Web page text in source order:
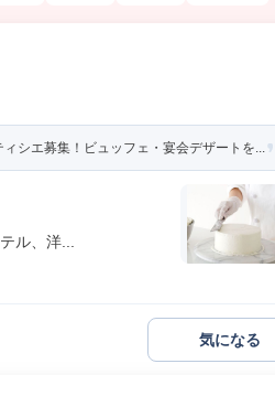
シエ募集！ビュッフェ・宴会デザートを...
ル、洋...
気になる